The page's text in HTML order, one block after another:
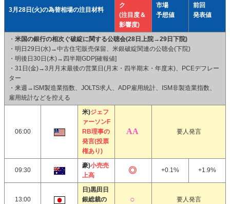
3月28日(火)の為替相場の注目材料
ク
(注目度＆
影響度)
市場
予想値
前回
発表値
・ 米国の銀行の相次ぐ破綻に関する公聴会(28日上院→29日下院)
・明日29日(水)→中古住宅販売保留、米銀破綻関連の公聴会(下院)
・明後日30日(木)→四半期GDP[確報値]
・31日(金)→3月月末最後の営業日(月末・四半期末・年度末)、PCEデフレー
ター
・来週→ISM製造業指数、JOLTS求人、ADP雇用統計、ISM非製造業指数、
雇用統計などを控える
06:00
米)ジェフ
ァーソンF
RB理事の
発言(投票
権あり)
要人発言
09:30
豪)小売売
上高
+0.1% +1.9%
13:00
日)黒田日
銀総裁の
要人発言